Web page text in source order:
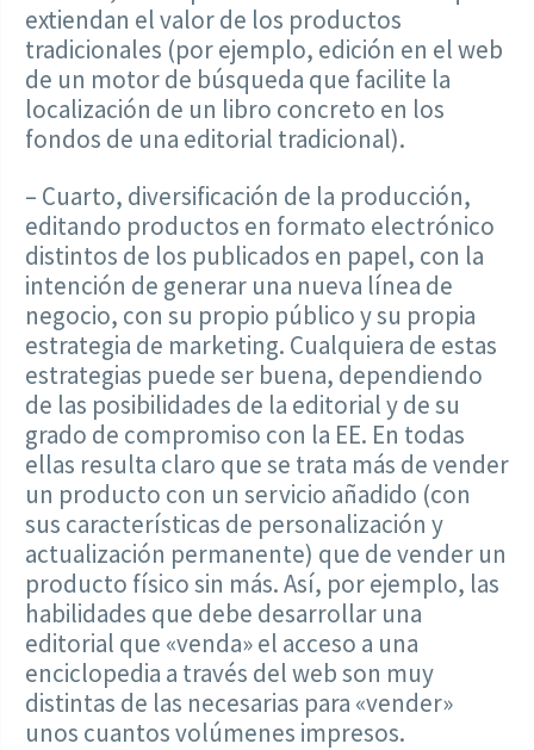
extiendan el valor de los productos
tradicionales (por ejemplo, edición en el web
de un motor de búsqueda que facilite la
localización de un libro concreto en los
fondos de una editorial tradicional).
– Cuarto, diversificación de la producción,
editando productos en formato electrónico
distintos de los publicados en papel, con la
intención de generar una nueva línea de
negocio, con su propio público y su propia
estrategia de marketing. Cualquiera de estas
estrategias puede ser buena, dependiendo
de las posibilidades de la editorial y de su
grado de compromiso con la EE. En todas
ellas resulta claro que se trata más de vender
un producto con un servicio añadido (con
sus características de personalización y
actualización permanente) que de vender un
producto físico sin más. Así, por ejemplo, las
habilidades que debe desarrollar una
editorial que «venda» el acceso a una
enciclopedia a través del web son muy
distintas de las necesarias para «vender»
unos cuantos volúmenes impresos.